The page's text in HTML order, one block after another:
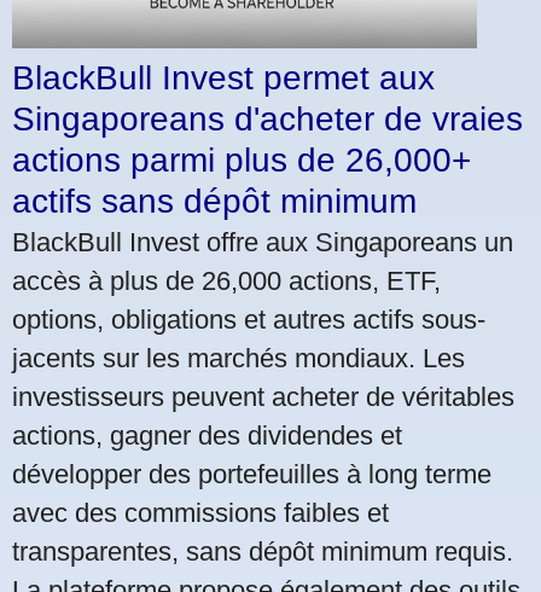
BlackBull Invest permet aux
Singaporeans d'acheter de vraies
actions parmi plus de 26,000+
actifs sans dépôt minimum
BlackBull Invest offre aux Singaporeans un
accès à plus de 26,000 actions, ETF,
options, obligations et autres actifs sous-
jacents sur les marchés mondiaux. Les
investisseurs peuvent acheter de véritables
actions, gagner des dividendes et
développer des portefeuilles à long terme
avec des commissions faibles et
transparentes, sans dépôt minimum requis.